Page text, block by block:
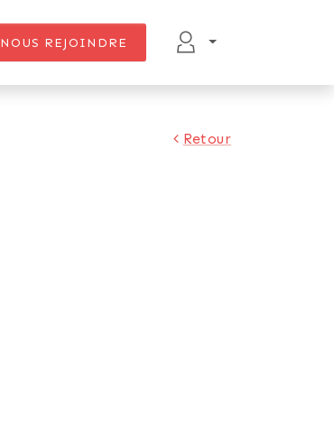
NOUS REJOINDRE
Retour